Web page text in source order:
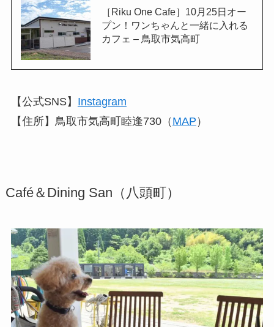
［Riku One Cafe］10月25日オー
プン！ワンちゃんと一緒に入れる
カフェ – 鳥取市気高町
【公式SNS】 Instagram
【住所】鳥取市気高町睦逢730（ MAP ）
Café＆Dining San（八頭町）